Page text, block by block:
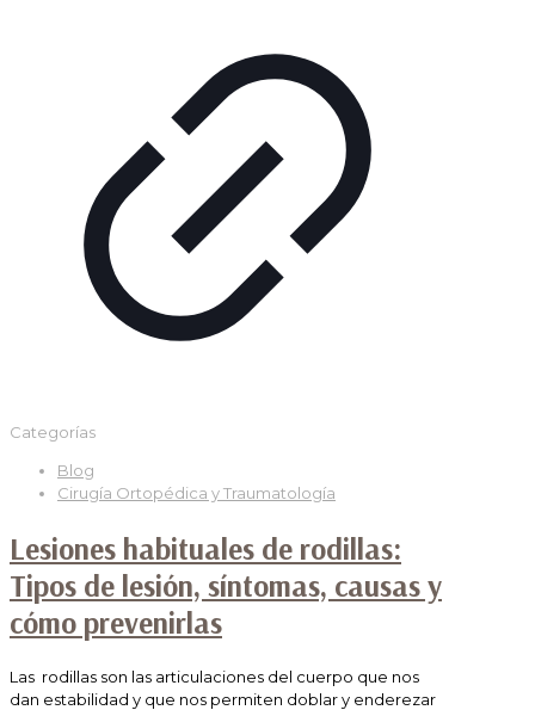
Categorías
Blog
Cirugía Ortopédica y Traumatología
Lesiones habituales de rodillas:
Tipos de lesión, síntomas, causas y
cómo prevenirlas
Las rodillas son las articulaciones del cuerpo que nos
dan estabilidad y que nos permiten doblar y enderezar